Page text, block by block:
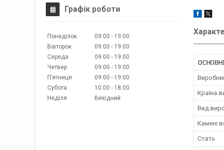
Країна
Вид
Камені
Стать
Графік роботи
Понеділок 09:00
19:00
Вівторок
09:00
19:00
Середа
09:00
19:00
Четвер
09:00
19:00
Пʼятниця
09:00
19:00
Субота
10:00
18:00
Неділя
Вихідний